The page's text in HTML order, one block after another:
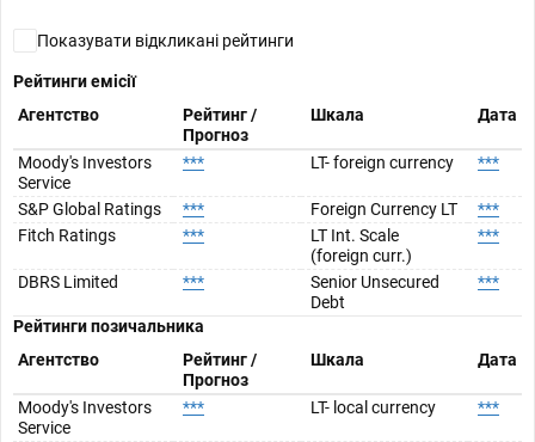
Показувати відкликані рейтинги
Рейтинги емісії
Агентство
Рейтинг /
Прогноз
Шкала Дата
Moody's Investors
Service
*** LT- foreign currency ***
S&P Global Ratings *** Foreign Currency LT
***
Fitch Ratings
***
LT Int. Scale
(foreign curr.)
***
DBRS Limited ***
Senior Unsecured
Debt
***
Рейтинги позичальника
Агентство
Рейтинг /
Прогноз
Шкала Дата
Moody's Investors
Service
*** LT- local currency ***